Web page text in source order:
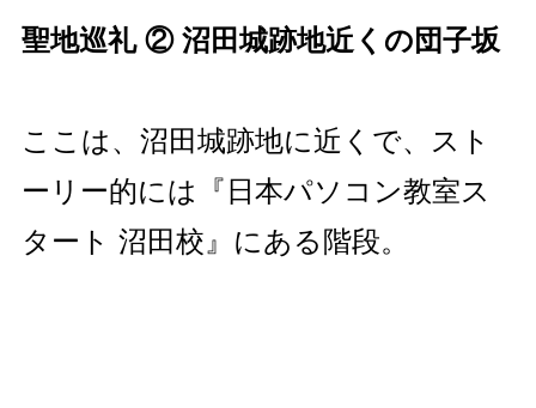
聖地巡礼 ② 沼田城跡地近くの団子坂
ここは、沼田城跡地に近くで、スト
ーリー的には『日本パソコン教室ス
タート 沼田校』にある階段。